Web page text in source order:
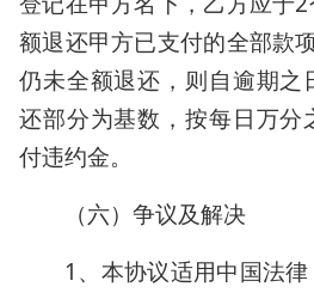
额退还甲方已支付的全部款
仍未全额退还，则自逾期之
还部分为基数，按每日万分
付违约金。
（六）争议及解决
1、本协议适用中国法